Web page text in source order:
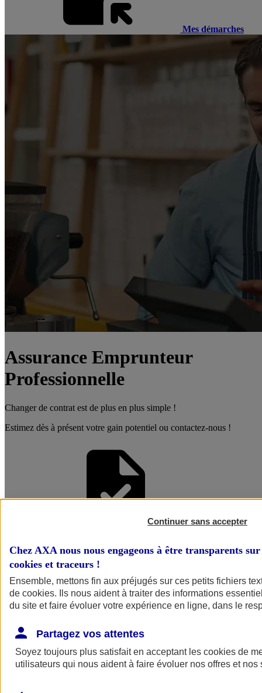
Mes démarches
Assurance Emprunteur
Professionnelle
Changer de contrat est de plus en plus simple !
Estimez dès à présent votre gain potentiel ou contactez-nous !
Faire une
Simulation
Simuler mon
Continuer sans accepter
Chez AXA nous nous engageons à être transparents
cookies et traceurs !
Ensemble, mettons fin aux préjugés sur ces petits fichiers
de cookies. Ils nous aident à traiter des informations
du site et faire évoluer votre expérience en ligne, dans le
Partagez vos attentes
Soyez toujours plus satisfait en acceptant les cookies de
utilisateurs qui nous aident à faire évoluer nos offres et nos